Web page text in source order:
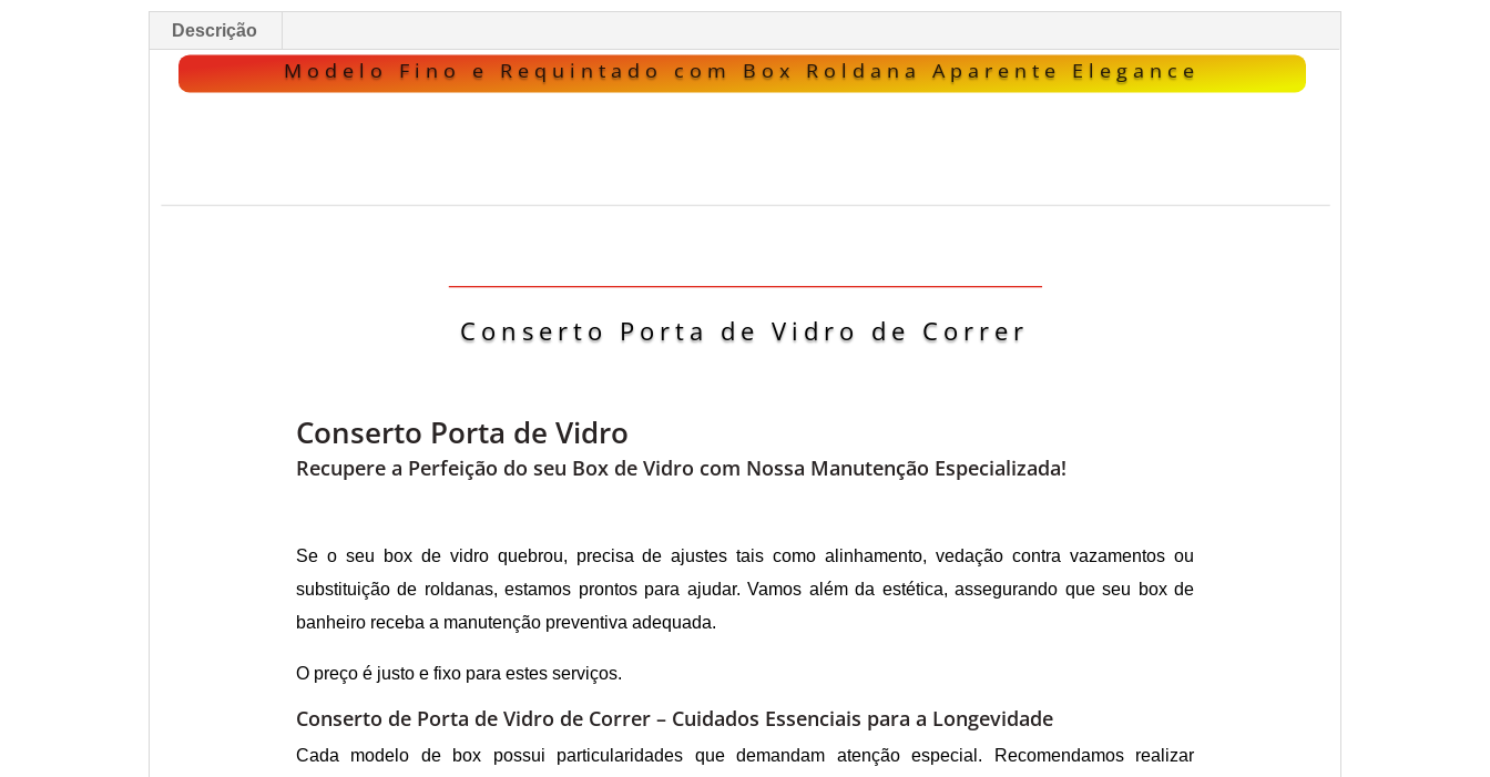
Descrição
Descrição
Modelo Fino e Requintado com Box Roldana Aparente Elegance
Conserto Porta de Vidro de Correr
Conserto Porta de Vidro
Recupere a Perfeição do seu Box de Vidro com Nossa Manutenção Especializada!
Se o seu box de vidro quebrou, precisa de ajustes tais como alinhamento, vedação contra vazamentos ou
substituição de roldanas, estamos prontos para ajudar. Vamos além da estética, assegurando que seu box de
banheiro receba a manutenção preventiva adequada.
O preço é justo e fixo para estes serviços.
Conserto de Porta de Vidro de Correr – Cuidados Essenciais para a Longevidade
Cada modelo de box possui particularidades que demandam atenção especial. Recomendamos realizar